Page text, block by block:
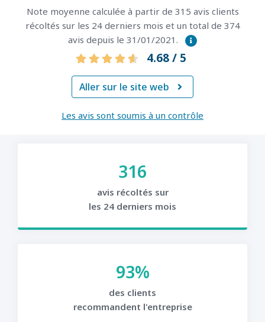
Note moyenne calculée à partir de 315 avis clients
récoltés sur les 24 derniers mois et un total de 374
avis depuis le 31/01/2021.
4.68 / 5
Aller sur le site web 
Les avis sont soumis à un contrôle
316
avis récoltés sur
les 24 derniers mois
93%
des clients
recommandent l'entreprise